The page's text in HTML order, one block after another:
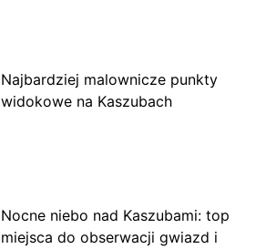
Najbardziej malownicze punkty
widokowe na Kaszubach
Nocne niebo nad Kaszubami: top
miejsca do obserwacji gwiazd i